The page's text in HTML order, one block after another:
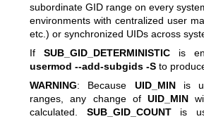
subordinate GID range on every
environments with centralized user
etc.) or synchronized UIDs across
If SUB_GID_DETERMINISTICis
usermod --add-subgids -S to
WARNING: Because UID_MINis
ranges, any change of UID_MIN
calculated. SUB_GID_COUNTis